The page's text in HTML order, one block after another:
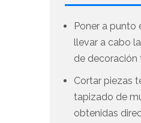
Poner a punto
llevar a cabo
de decoración
Cortar piezas
tapizado de
obtenidas